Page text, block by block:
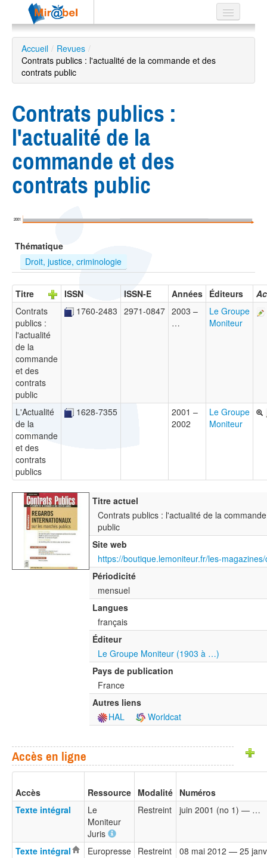
Le réseau
Soutien
Listes
Recherche
avancée
ES
Accueil / Revues /
Contrats publics : l'actualité de la commande et des
contrats public
Contrats publics :
l'actualité de la
commande et des
contrats public
2001
Thématique
Droit, justice, criminologie
Titre ISSN ISSN-E Années Éditeurs
Contrats
publics :
l'actualité
de la
commande
et des
contrats
public
1760-2483 2971-0847 2003 –
…
Le Groupe
Moniteur
L'Actualité
de la
commande
et des
contrats
publics
1628-7355
2001 –
2002
Le Groupe
Moniteur
Titre actuel
Contrats publics : l'actualité de la
public
Site web
Périodicité
mensuel
Langues
français
Éditeur
Le Groupe Moniteur (1903 à …)
Pays de publication
France
Autres liens
HAL
Worldcat
Accès en ligne
Accès Ressource Modalité Numéros
Texte intégral
Le
Moniteur
Juris
Restreint juin 2001 (no 1) — …
Texte intégral Europresse Restreint 08 mai 2012 — 25